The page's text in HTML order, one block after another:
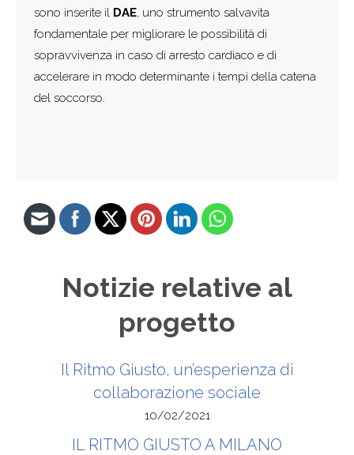
sono inserite il DAE, uno strumento salvavita
fondamentale per migliorare le possibilità di
sopravvivenza in caso di arresto cardiaco e di
accelerare in modo determinante i tempi della catena
del soccorso.
Notizie relative al
progetto
Il Ritmo Giusto, un’esperienza di
collaborazione sociale
10/02/2021
IL RITMO GIUSTO A MILANO